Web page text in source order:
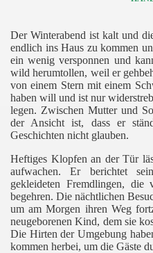
Der Winterabend ist kalt und
endlich ins Haus zu kommen
ein wenig versponnen und
wild herumtollen, weil er
von einem Stern mit einem
haben will und ist nur
legen. Zwischen Mutter und
der Ansicht ist, dass er
Geschichten nicht glauben.
Heftiges Klopfen an der Tür
aufwachen. Er berichtet
gekleideten Fremdlingen,
begehren. Die nächtlichen
um am Morgen ihren Weg
neugeborenen Kind, dem sie
Die Hirten der Umgebung
kommen herbei, um die Gäste